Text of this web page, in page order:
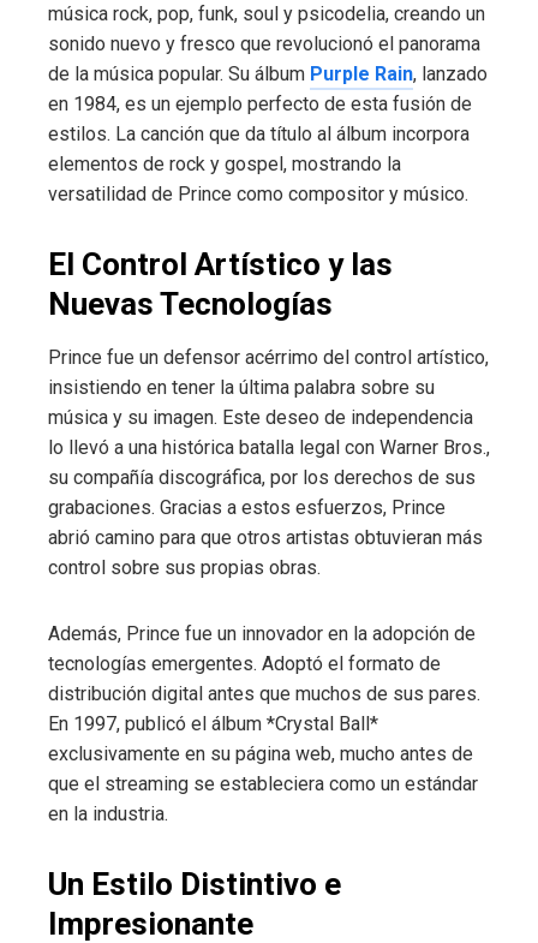
música rock, pop, funk, soul y psicodelia, creando un
sonido nuevo y fresco que revolucionó el panorama
de la música popular. Su álbum Purple Rain, lanzado
en 1984, es un ejemplo perfecto de esta fusión de
estilos. La canción que da título al álbum incorpora
elementos de rock y gospel, mostrando la
versatilidad de Prince como compositor y músico.
El Control Artístico y las
Nuevas Tecnologías
Prince fue un defensor acérrimo del control artístico,
insistiendo en tener la última palabra sobre su
música y su imagen. Este deseo de independencia
lo llevó a una histórica batalla legal con Warner Bros.,
su compañía discográfica, por los derechos de sus
grabaciones. Gracias a estos esfuerzos, Prince
abrió camino para que otros artistas obtuvieran más
control sobre sus propias obras.
Además, Prince fue un innovador en la adopción de
tecnologías emergentes. Adoptó el formato de
distribución digital antes que muchos de sus pares.
En 1997, publicó el álbum *Crystal Ball*
exclusivamente en su página web, mucho antes de
que el streaming se estableciera como un estándar
en la industria.
Un Estilo Distintivo e
Impresionante